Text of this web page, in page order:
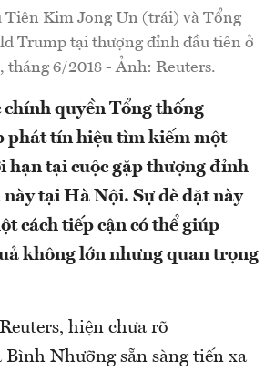
Tiên Kim Jong Un (trái) và Tổng
Trump tại thượng đỉnh đầu tiên ở
tháng 6/2018 - Ảnh: Reuters.
chính quyền Tổng thống
phát tín hiệu tìm kiếm một
hạn tại cuộc gặp thượng đỉnh
tại Hà Nội. Sự dè dặt này
cách tiếp cận có thể giúp
không lớn nhưng quan trọng
hiện chưa rõ
Bình Nhưỡng sẵn sàng tiến xa